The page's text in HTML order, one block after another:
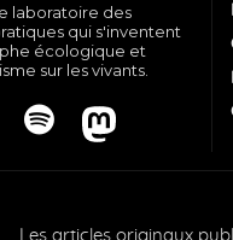
laboratoire des
qui s'inventent
écologique et
sur les vivants.
Les articles originaux